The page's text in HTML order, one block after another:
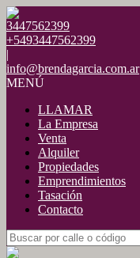
3447562399
+5493447562399
|
info@brendagarcia.com.ar
MENÚ
LLAMAR
La Empresa
Venta
Alquiler
Propiedades
Emprendimientos
Tasación
Contacto